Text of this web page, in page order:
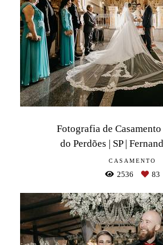
Fotografia de Casamento
do Perdões | SP |
CASAMENTO
2536 83